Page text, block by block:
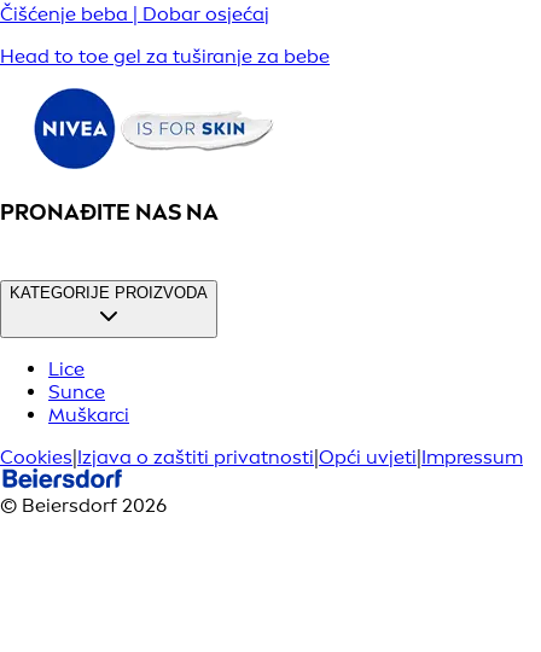
Čišćenje beba | Dobar osjećaj
Head to toe gel za tuširanje za bebe
PRONAĐITE NAS NA
KATEGORIJE PROIZVODA
Lice
Sunce
Muškarci
Cookies|Izjava o zaštiti privatnosti|Opći uvjeti|Impressum
© Beiersdorf 2026